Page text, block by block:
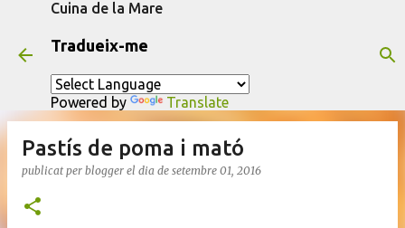
Cuina de la Mare
Tradueix-me
Powered by Translate
Pastís de poma i mató
publicat per blogger el dia de setembre 01, 2016